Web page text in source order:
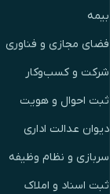
بیمه
فضای مجازی و فناوری
شرکت و کسب‌وکار
ثبت احوال و هویت
دیوان عدالت اداری
سربازی و نظام وظیفه
ثبت اسناد و املاک